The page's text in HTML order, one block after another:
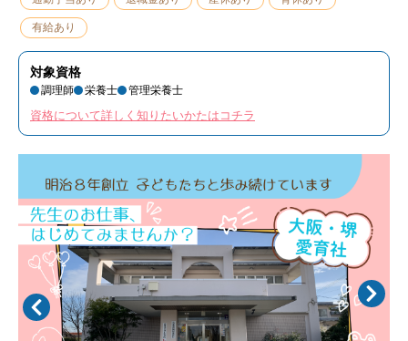
有給あり
対象資格
調理師 栄養士 管理栄養士
資格について詳しく知りたいかたはコチラ